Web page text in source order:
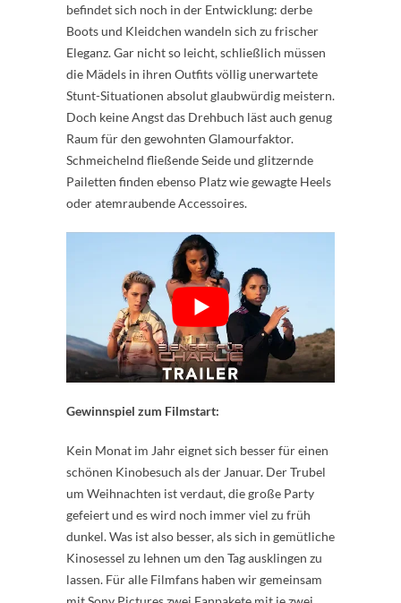
befindet sich noch in der Entwicklung: derbe
Boots und Kleidchen wandeln sich zu frischer
Eleganz. Gar nicht so leicht, schließlich müssen
die Mädels in ihren Outfits völlig unerwartete
Stunt-Situationen absolut glaubwürdig meistern.
Doch keine Angst das Drehbuch läst auch genug
Raum für den gewohnten Glamourfaktor.
Schmeichelnd fließende Seide und glitzernde
Pailetten finden ebenso Platz wie gewagte Heels
oder atemraubende Accessoires.
Gewinnspiel zum Filmstart:
Kein Monat im Jahr eignet sich besser für einen
schönen Kinobesuch als der Januar. Der Trubel
um Weihnachten ist verdaut, die große Party
gefeiert und es wird noch immer viel zu früh
dunkel. Was ist also besser, als sich in gemütliche
Kinosessel zu lehnen um den Tag ausklingen zu
lassen. Für alle Filmfans haben wir gemeinsam